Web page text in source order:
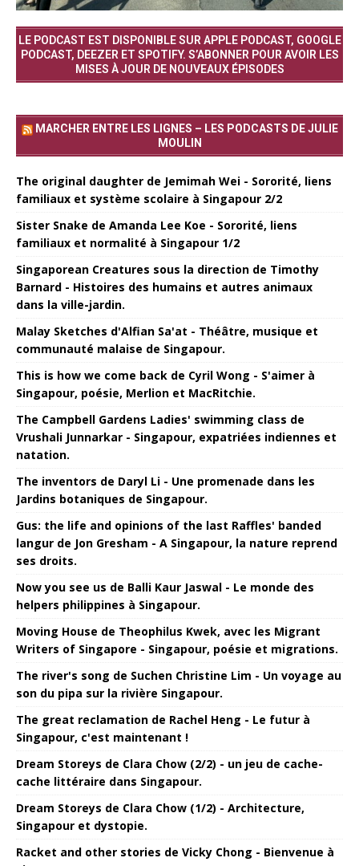
LE PODCAST EST DISPONIBLE SUR APPLE PODCAST, GOOGLE
PODCAST, DEEZER ET SPOTIFY. S’ABONNER POUR AVOIR LES
MISES À JOUR DE NOUVEAUX ÉPISODES
MARCHER ENTRE LES LIGNES – LES PODCASTS DE JULIE
MOULIN
The original daughter de Jemimah Wei - Sororité, liens
familiaux et système scolaire à Singapour 2/2
Sister Snake de Amanda Lee Koe - Sororité, liens
familiaux et normalité à Singapour 1/2
Singaporean Creatures sous la direction de Timothy
Barnard - Histoires des humains et autres animaux
dans la ville-jardin.
Malay Sketches d'Alfian Sa'at - Théâtre, musique et
communauté malaise de Singapour.
This is how we come back de Cyril Wong - S'aimer à
Singapour, poésie, Merlion et MacRitchie.
The Campbell Gardens Ladies' swimming class de
Vrushali Junnarkar - Singapour, expatriées indiennes et
natation.
The inventors de Daryl Li - Une promenade dans les
Jardins botaniques de Singapour.
Gus: the life and opinions of the last Raffles' banded
langur de Jon Gresham - A Singapour, la nature reprend
ses droits.
Now you see us de Balli Kaur Jaswal - Le monde des
helpers philippines à Singapour.
Moving House de Theophilus Kwek, avec les Migrant
Writers of Singapore - Singapour, poésie et migrations.
The river's song de Suchen Christine Lim - Un voyage au
son du pipa sur la rivière Singapour.
The great reclamation de Rachel Heng - Le futur à
Singapour, c'est maintenant !
Dream Storeys de Clara Chow (2/2) - un jeu de cache-
cache littéraire dans Singapour.
Dream Storeys de Clara Chow (1/2) - Architecture,
Singapour et dystopie.
Racket and other stories de Vicky Chong - Bienvenue à